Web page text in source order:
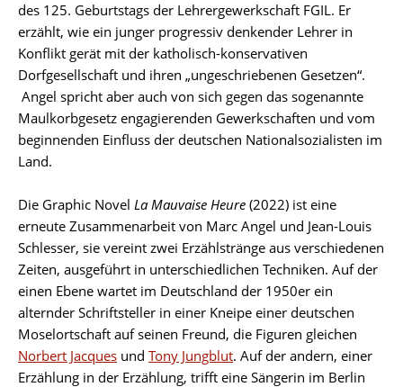
des 125. Geburtstags der Lehrergewerkschaft FGIL. Er
erzählt, wie ein junger progressiv denkender Lehrer in
Konflikt gerät mit der katholisch-konservativen
Dorfgesellschaft und ihren „ungeschriebenen Gesetzen“.
Angel spricht aber auch von sich gegen das sogenannte
Maulkorbgesetz engagierenden Gewerkschaften und vom
beginnenden Einfluss der deutschen Nationalsozialisten im
Land.
Die Graphic Novel La Mauvaise Heure (2022) ist eine
erneute Zusammenarbeit von Marc Angel und Jean-Louis
Schlesser, sie vereint zwei Erzählstränge aus verschiedenen
Zeiten, ausgeführt in unterschiedlichen Techniken. Auf der
einen Ebene wartet im Deutschland der 1950er ein
alternder Schriftsteller in einer Kneipe einer deutschen
Moselortschaft auf seinen Freund, die Figuren gleichen
Norbert Jacques und Tony Jungblut. Auf der andern, einer
Erzählung in der Erzählung, trifft eine Sängerin im Berlin